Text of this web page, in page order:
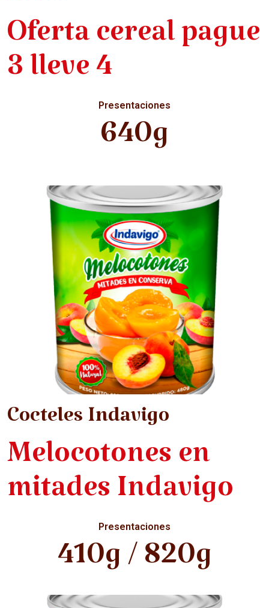
Oferta cereal pague
3 lleve 4
Presentaciones
640g
Cocteles Indavigo
Melocotones en
mitades Indavigo
Presentaciones
410g / 820g